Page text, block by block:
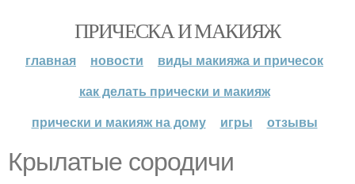
ПРИЧЕСКА И МАКИЯЖ
главная новости
виды макияжа и причесок
как делать прически и макияж
прически и макияж на дому
игры отзывы
Крылатые сородичи